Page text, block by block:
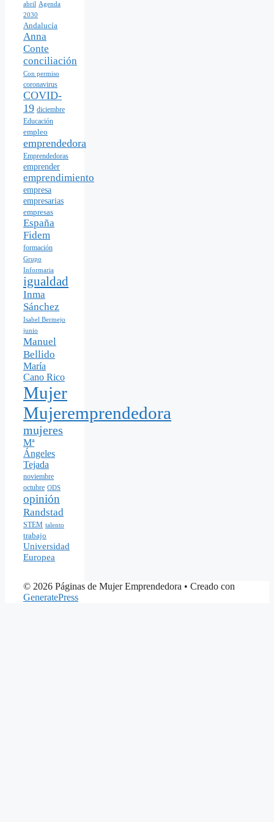
abril Agenda
2030
Andalucía
Anna
Conte
conciliación
Con permiso
coronavirus
COVID-
19 diciembre
Educación
empleo
emprendedora
Emprendedoras
emprender
emprendimiento
empresa
empresarias
empresas
España
Fidem
formación
Grupo
Informaria
igualdad
Inma
Sánchez
Isabel Bermejo
junio
Manuel
Bellido
María
Cano Rico
Mujer
Mujeremprendedora
mujeres
Mª
Ángeles
Tejada
noviembre
octubre ODS
opinión
Randstad
STEM talento
trabajo
Universidad
Europea
© 2026 Páginas de Mujer Emprendedora • Creado con
GeneratePress